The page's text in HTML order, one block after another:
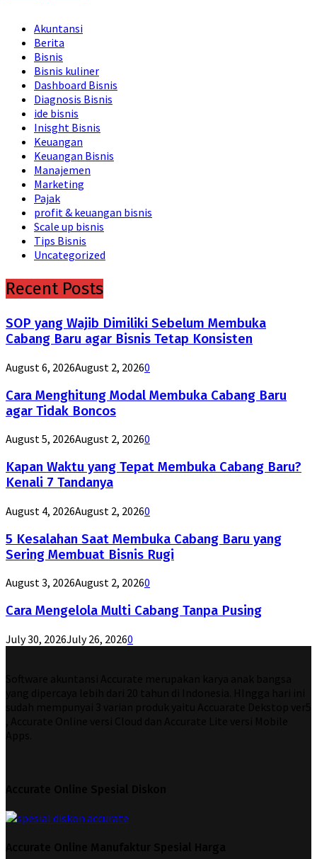
Akuntansi
Berita
Bisnis
Bisnis kuliner
Dashboard Bisnis
Diagnosis Bisnis
ide bisnis
Inisght Bisnis
Keuangan
Keuangan Bisnis
Manajemen
Marketing
Pajak
profit & keuangan bisnis
Scale up bisnis
Tips Bisnis
Uncategorized
Recent Posts
SOP yang Wajib Dimiliki Sebelum Membuka
Cabang Baru agar Bisnis Tetap Konsisten
August 6, 2026August 2, 20260
Cara Menghitung Modal Membuka Cabang Baru
agar Tidak Boncos
August 5, 2026August 2, 20260
Kapan Waktu yang Tepat Membuka Cabang Baru?
Kenali 7 Tandanya
August 4, 2026August 2, 20260
5 Kesalahan Saat Membuka Cabang Baru yang
Sering Membuat Bisnis Rugi
August 3, 2026August 2, 20260
Cara Mengelola Multi Cabang Tanpa Pusing
July 30, 2026July 26, 20260